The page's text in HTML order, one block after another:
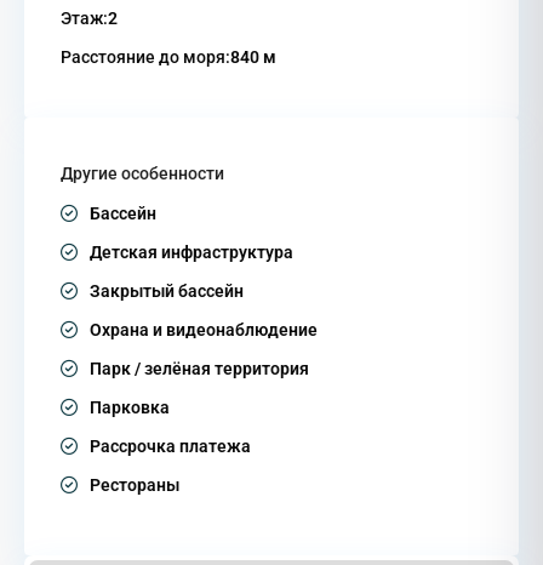
Этаж:2
Расстояние до моря:840 м
Другие особенности
Бассейн
Детская инфраструктура
Закрытый бассейн
Охрана и видеонаблюдение
Парк / зелёная территория
Парковка
Рассрочка платежа
Рестораны